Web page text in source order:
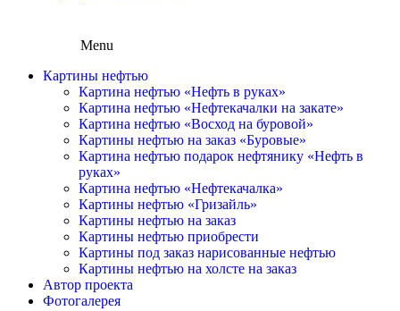
Menu
Картины нефтью
Картина нефтью «Нефть в руках»
Картина нефтью «Нефтекачалки на закате»
Картина нефтью «Восход на буровой»
Картины нефтью на заказ «Буровые»
Картина нефтью подарок нефтянику «Нефть в
руках»
Картина нефтью «Нефтекачалка»
Картины нефтью «Гризайль»
Картины нефтью на заказ
Картины нефтью приобрести
Картины под заказ нарисованные нефтью
Картины нефтью на холсте на заказ
Автор проекта
Фотогалерея